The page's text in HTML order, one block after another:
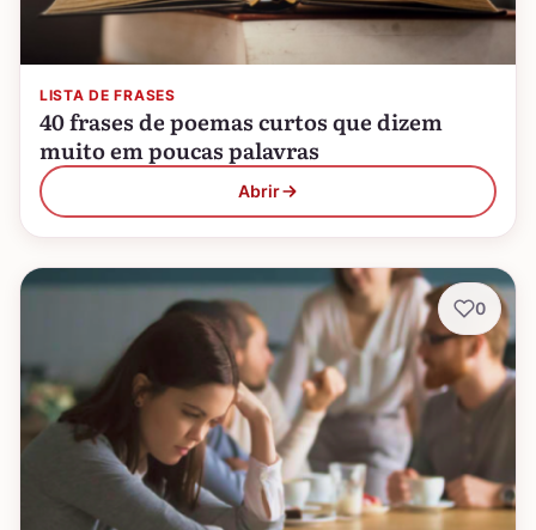
LISTA DE FRASES
40 frases de poemas curtos que dizem
muito em poucas palavras
Abrir
0